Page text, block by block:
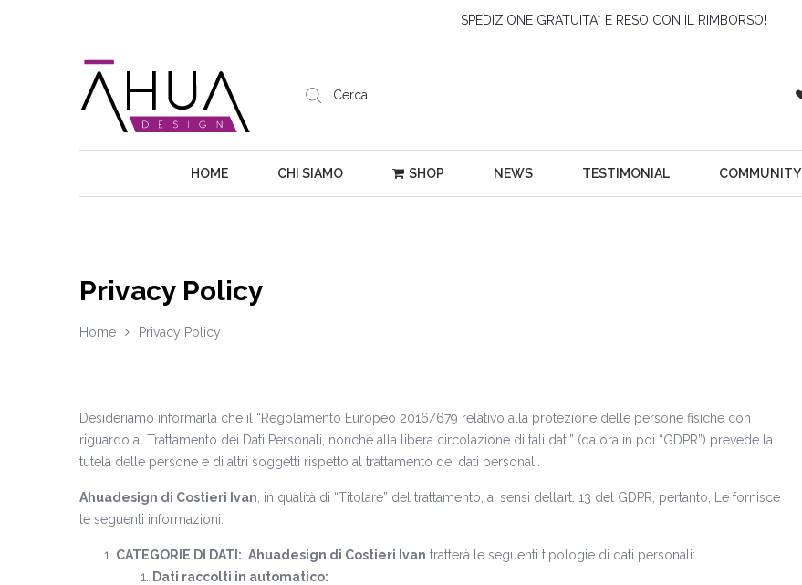
SPEDIZIONE GRATUITA* E RESO CON IL RIMBORSO!
HOME CHI SIAMO SHOP NEWS TESTIMONIAL COMMUNITY
Privacy Policy
Home Privacy Policy
Desideriamo informarla che il “Regolamento Europeo 2016/679 relativo alla protezione delle persone fisiche con
riguardo al Trattamento dei Dati Personali, nonché alla libera circolazione di tali dati” (da ora in poi “GDPR”) prevede la
tutela delle persone e di altri soggetti rispetto al trattamento dei dati personali.
Ahuadesign di Costieri Ivan , in qualità di “Titolare” del trattamento, ai sensi dell’art. 13 del GDPR, pertanto, Le fornisce
le seguenti informazioni:
CATEGORIE DI DATI: Ahuadesign di Costieri Ivan tratterà le seguenti tipologie di dati personali:
Dati raccolti in automatico: